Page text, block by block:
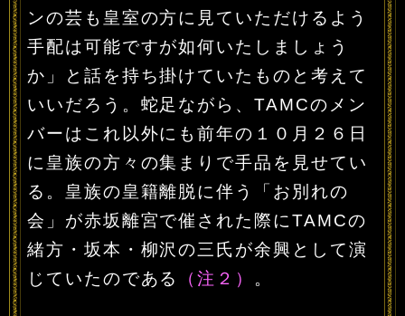
ンの芸も皇室の方に見ていただけるよう
手配は可能ですが如何いたしましょう
か」と話を持ち掛けていたものと考えて
いいだろう。蛇足ながら、TAMCのメン
バーはこれ以外にも前年の１０月２６日
に皇族の方々の集まりで手品を見せてい
る。皇族の皇籍離脱に伴う「お別れの
会」が赤坂離宮で催された際にTAMCの
緒方・坂本・柳沢の三氏が余興として演
じていたのである
（注２） 。